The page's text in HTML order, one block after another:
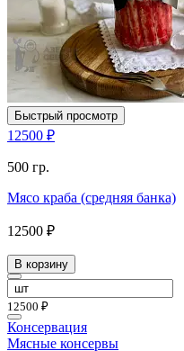
Быстрый просмотр
12500 ₽
500 гр.
Мясо краба (средняя банка)
12500 ₽
В корзину
12500 ₽
Консервация
Мясные консервы